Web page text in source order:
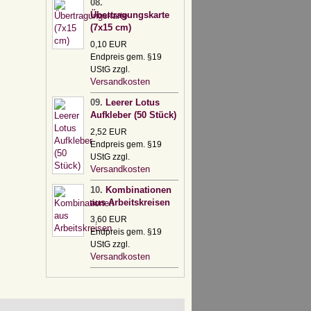
08.
Übertragungskarte
(7x15 cm)
0,10 EUR
Endpreis gem. §19
UStG zzgl.
Versandkosten
09. Leerer Lotus
Aufkleber (50 Stück)
2,52 EUR
Endpreis gem. §19
UStG zzgl.
Versandkosten
10. Kombinationen
aus Arbeitskreisen
3,60 EUR
Endpreis gem. §19
UStG zzgl.
Versandkosten